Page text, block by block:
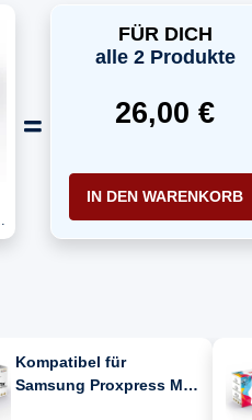
FÜR DICH
alle 2 Produkte
26,00 €
IN DEN WARENKORB
Kompatibel für
Samsung Proxpress M